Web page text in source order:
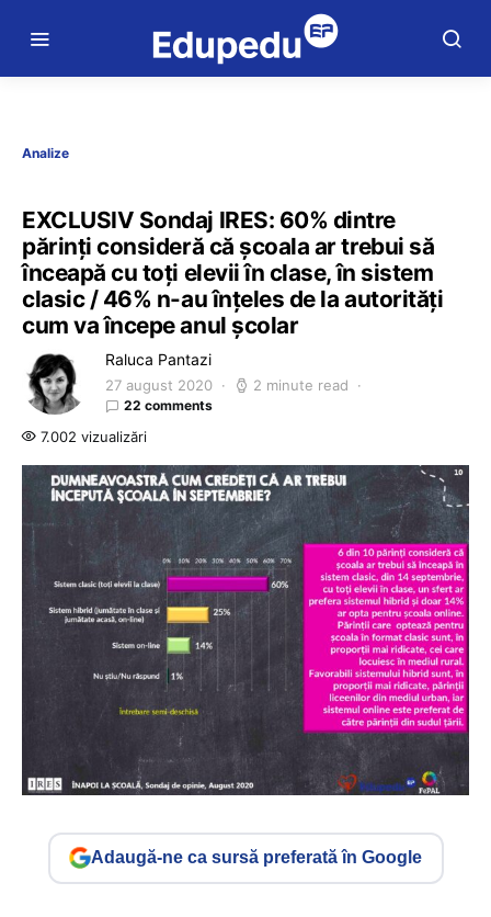
Analize
EXCLUSIV Sondaj IRES: 60% dintre
părinți consideră că școala ar trebui să
înceapă cu toți elevii în clase, în sistem
clasic / 46% n-au înțeles de la autorități
cum va începe anul școlar
Raluca Pantazi
27 august 2020 2 minute read
22 comments
7.002 vizualizări
Adaugă-ne ca sursă preferată în Google